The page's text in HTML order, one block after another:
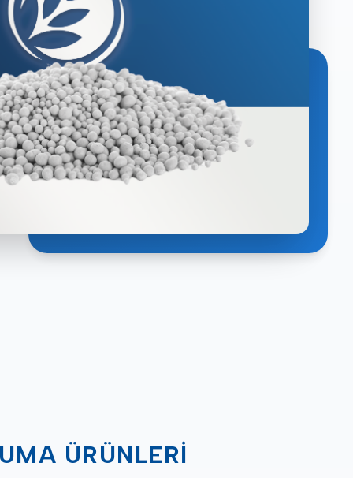
ÜRÜNLERI